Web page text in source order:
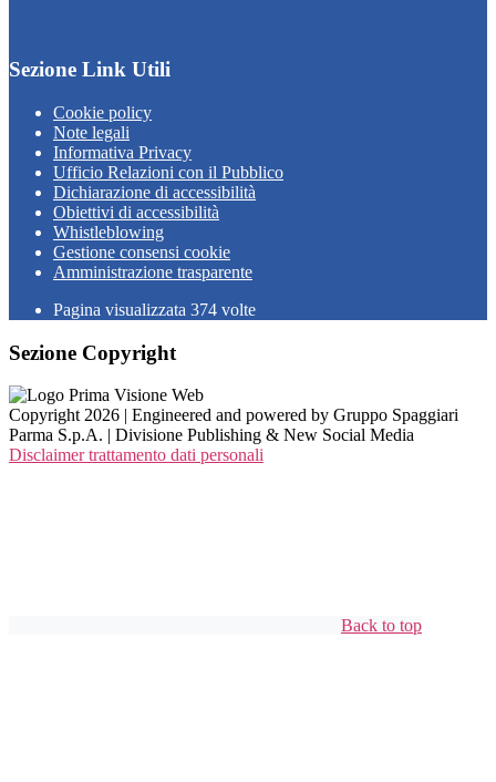
Sezione Link Utili
Cookie policy
Note legali
Informativa Privacy
Ufficio Relazioni con il Pubblico
Dichiarazione di accessibilità
Obiettivi di accessibilità
Whistleblowing
Gestione consensi cookie
Amministrazione trasparente
Pagina visualizzata 374 volte
Sezione Copyright
Copyright 2026 | Engineered and powered by Gruppo Spaggiari
Parma S.p.A. | Divisione Publishing & New Social Media
Disclaimer trattamento dati personali
Back to top